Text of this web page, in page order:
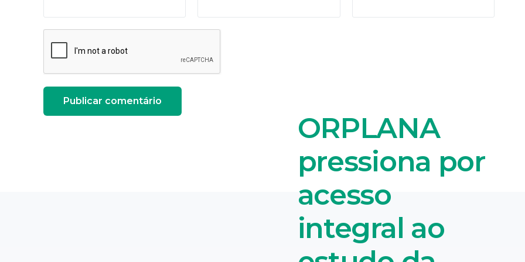
ORPLANA
pressiona por
acesso
integral ao